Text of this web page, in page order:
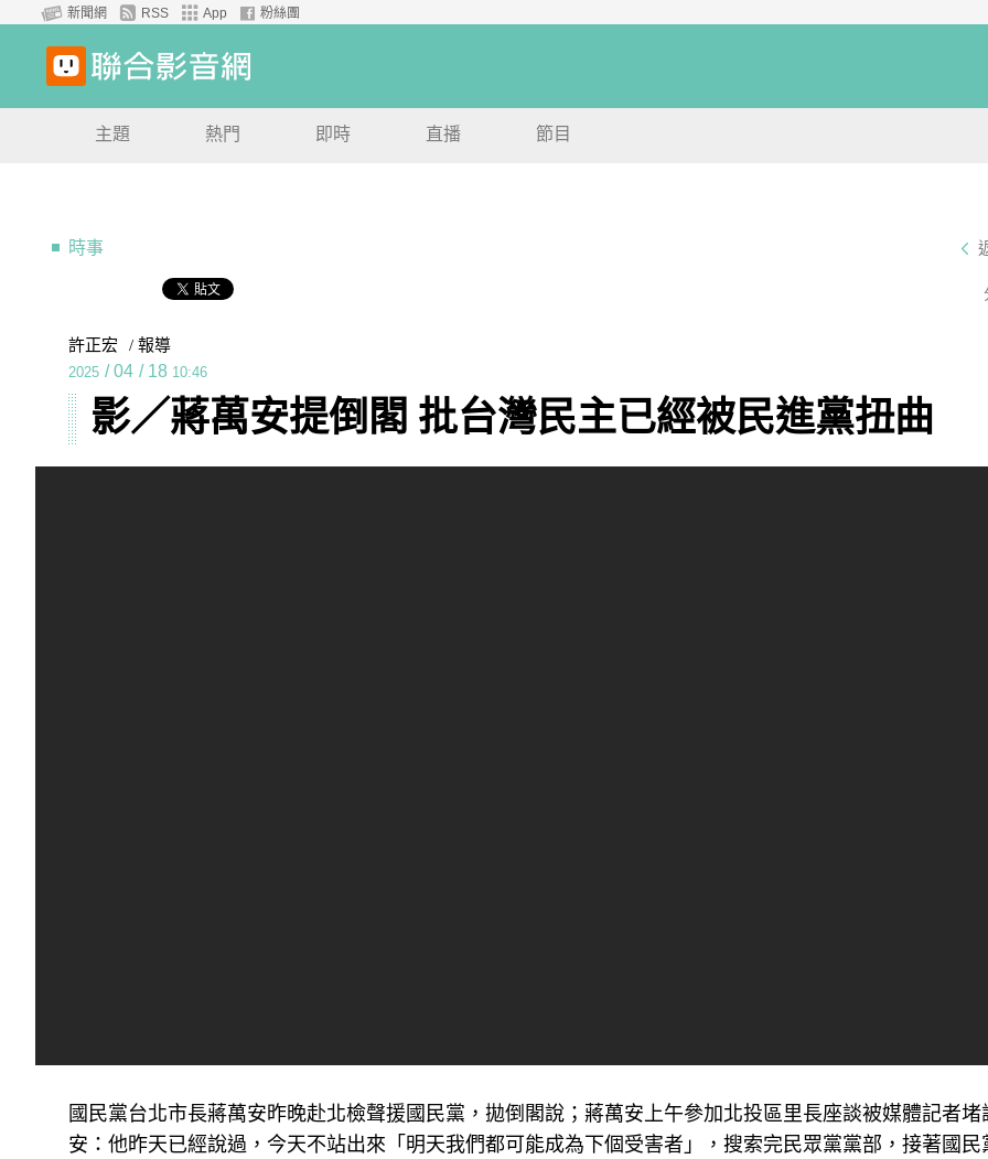
新聞網 RSS App 粉絲團
主題 熱門 即時 直播 節目
時事
許正宏 / 報導
2025 / 04 / 18 10:46
影／蔣萬安提倒閣 批台灣民主已經被民進黨扭曲
國民黨台北市長蔣萬安昨晚赴北檢聲援國民黨，拋倒閣說；蔣萬安上午參加北投區里長座談被媒體記者堵
安：他昨天已經說過，今天不站出來「明天我們都可能成為下個受害者」，搜索完民眾黨黨部，接著國民